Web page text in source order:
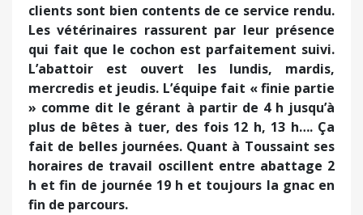
clients sont bien contents de ce service rendu.
Les vétérinaires rassurent par leur présence
qui fait que le cochon est parfaitement suivi.
L’abattoir est ouvert les lundis, mardis,
mercredis et jeudis. L’équipe fait « finie partie
» comme dit le gérant à partir de 4 h jusqu’à
plus de bêtes à tuer, des fois 12 h, 13 h…. Ça
fait de belles journées. Quant à Toussaint ses
horaires de travail oscillent entre abattage 2
h et fin de journée 19 h et toujours la gnac en
fin de parcours.